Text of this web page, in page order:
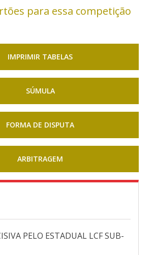
Ginásio CRCChapecó
para essa competição
IMPRIMIR TABELAS
SÚMULA
FORMA DE DISPUTA
ARBITRAGEM
PELO ESTADUAL LCF SUB-